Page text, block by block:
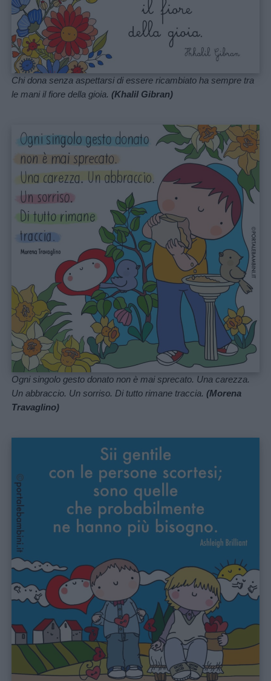
Chi dona senza aspettarsi di essere ricambiato ha sempre tra
le mani il fiore della gioia.(Khalil Gibran)
Ogni singolo gesto donato non è mai sprecato. Una carezza.
Un abbraccio. Un sorriso. Di tutto rimane traccia.(Morena
Travaglino)